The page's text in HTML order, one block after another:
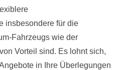
insbesondere für die
Fahrzeugs wie der
Vorteil sind. Es lohnt sich,
in Ihre Überlegungen